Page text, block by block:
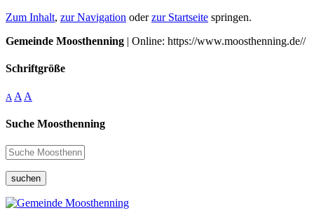
Zum Inhalt, zur Navigation oderzur Startseite springen.
Gemeinde Moosthenning | Online: https://www.moosthenning.de//
Schriftgröße
A A A
Suche Moosthenning
suchen